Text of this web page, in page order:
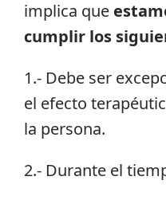
implica que
cumplir los
1.- Debe ser
el efecto
la persona.
2.- Durante el